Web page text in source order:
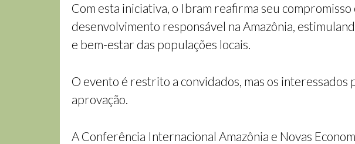
Com esta iniciativa, o Ibram reafirma seu
desenvolvimento responsável na Amazônia,
e bem-estar das populações locais.
O evento é restrito a convidados, mas os
aprovação.
A Conferência Internacional Amazônia e Novas